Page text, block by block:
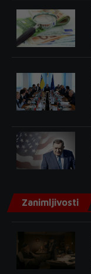
Zanimljivosti